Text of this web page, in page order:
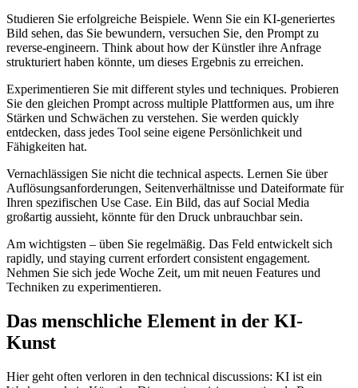
Studieren Sie erfolgreiche Beispiele. Wenn Sie ein KI-generiertes
Bild sehen, das Sie bewundern, versuchen Sie, den Prompt zu
reverse-engineern. Think about how der Künstler ihre Anfrage
strukturiert haben könnte, um dieses Ergebnis zu erreichen.
Experimentieren Sie mit different styles und techniques. Probieren
Sie den gleichen Prompt across multiple Plattformen aus, um ihre
Stärken und Schwächen zu verstehen. Sie werden quickly
entdecken, dass jedes Tool seine eigene Persönlichkeit und
Fähigkeiten hat.
Vernachlässigen Sie nicht die technical aspects. Lernen Sie über
Auflösungsanforderungen, Seitenverhältnisse und Dateiformate für
Ihren spezifischen Use Case. Ein Bild, das auf Social Media
großartig aussieht, könnte für den Druck unbrauchbar sein.
Am wichtigsten – üben Sie regelmäßig. Das Feld entwickelt sich
rapidly, und staying current erfordert consistent engagement.
Nehmen Sie sich jede Woche Zeit, um mit neuen Features und
Techniken zu experimentieren.
Das menschliche Element in der KI-
Kunst
Hier geht often verloren in den technical discussions: KI ist ein